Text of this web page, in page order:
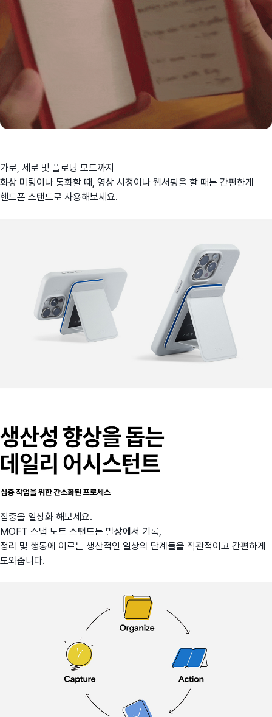
가로, 세로 및 플로팅 모드까지
화상 미팅이나 통화할 때, 영상 시청이나 웹서핑을 할 때는 간편한게
핸드폰 스탠드로 사용해보세요.
집중을 일상화 해보세요.
MOFT 스냅 노트 스탠드는 발상에서 기록,
정리 및 행동에 이르는 생산적인 일상의 단계들을 직관적이고 간편하게
도와줍니다.